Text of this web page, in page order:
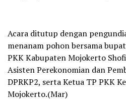
Acara ditutup dengan
menanam pohon bersama
PKK Kabupaten Mojokerto
Asisten Perekonomian dan
DPRKP2, serta Ketua TP PKK
Mojokerto.(Mar)